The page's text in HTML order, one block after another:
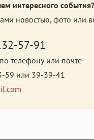
интересного события?
новостью, фото или
57-91
телефону или почте
59 или 39-39-41